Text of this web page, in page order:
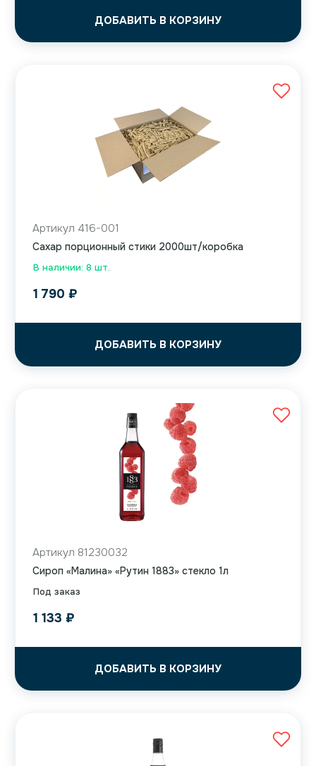
ДОБАВИТЬ В КОРЗИНУ
В наличии: 8 шт.
Артикул 416-001
Сахар порционный стики 2000шт/коробка
1 790 ₽
ДОБАВИТЬ В КОРЗИНУ
Под заказ
Артикул 81230032
Сироп «Малина» «Рутин 1883» стекло 1л
1 133 ₽
ДОБАВИТЬ В КОРЗИНУ